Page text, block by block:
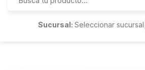
por:
Sucursal:Seleccionar sucursal